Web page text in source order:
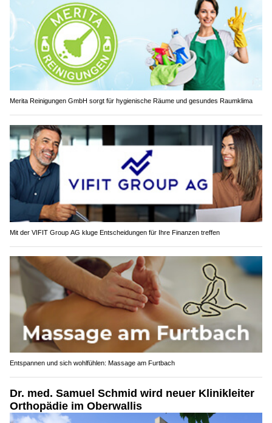
Merita Reinigungen GmbH sorgt für hygienische Räume und gesundes Raumklima
Mit der VIFIT Group AG kluge Entscheidungen für Ihre Finanzen treffen
Entspannen und sich wohlfühlen: Massage am Furtbach
Dr. med. Samuel Schmid wird neuer Klinikleiter
Orthopädie im Oberwallis